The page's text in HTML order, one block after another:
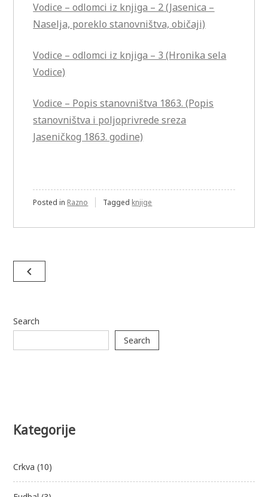
Vodice – odlomci iz knjiga – 2 (Jasenica –
Naselja, poreklo stanovništva, običaji)
Vodice – odlomci iz knjiga – 3 (Hronika sela
Vodice)
Vodice – Popis stanovništva 1863. (Popis
stanovništva i poljoprivrede sreza
Jaseničkog 1863. godine)
Posted in Razno Tagged knjige
Posts
navigation
navigate_before
Search
Search
Kategorije
Crkva (10)